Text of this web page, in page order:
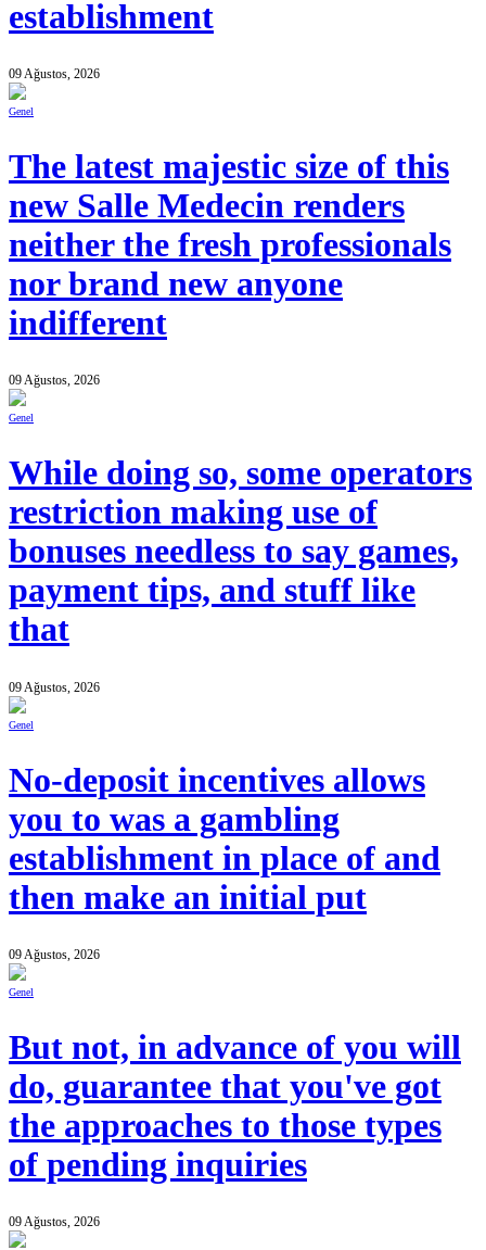
establishment
09 Ağustos, 2026
Genel
The latest majestic size of this
new Salle Medecin renders
neither the fresh professionals
nor brand new anyone
indifferent
09 Ağustos, 2026
Genel
While doing so, some operators
restriction making use of
bonuses needless to say games,
payment tips, and stuff like
that
09 Ağustos, 2026
Genel
No-deposit incentives allows
you to was a gambling
establishment in place of and
then make an initial put
09 Ağustos, 2026
Genel
But not, in advance of you will
do, guarantee that you've got
the approaches to those types
of pending inquiries
09 Ağustos, 2026